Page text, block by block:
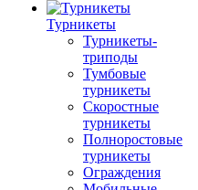
Турникеты
Турникеты-
триподы
Тумбовые
турникеты
Скоростные
турникеты
Полноростовые
турникеты
Ограждения